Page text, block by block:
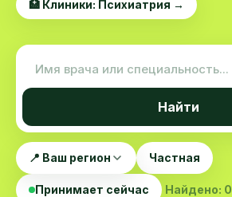
🏥 Клиники: Психиатрия →
Найти
📍 Ваш регион Частная
Принимает сейчас Найдено: 0